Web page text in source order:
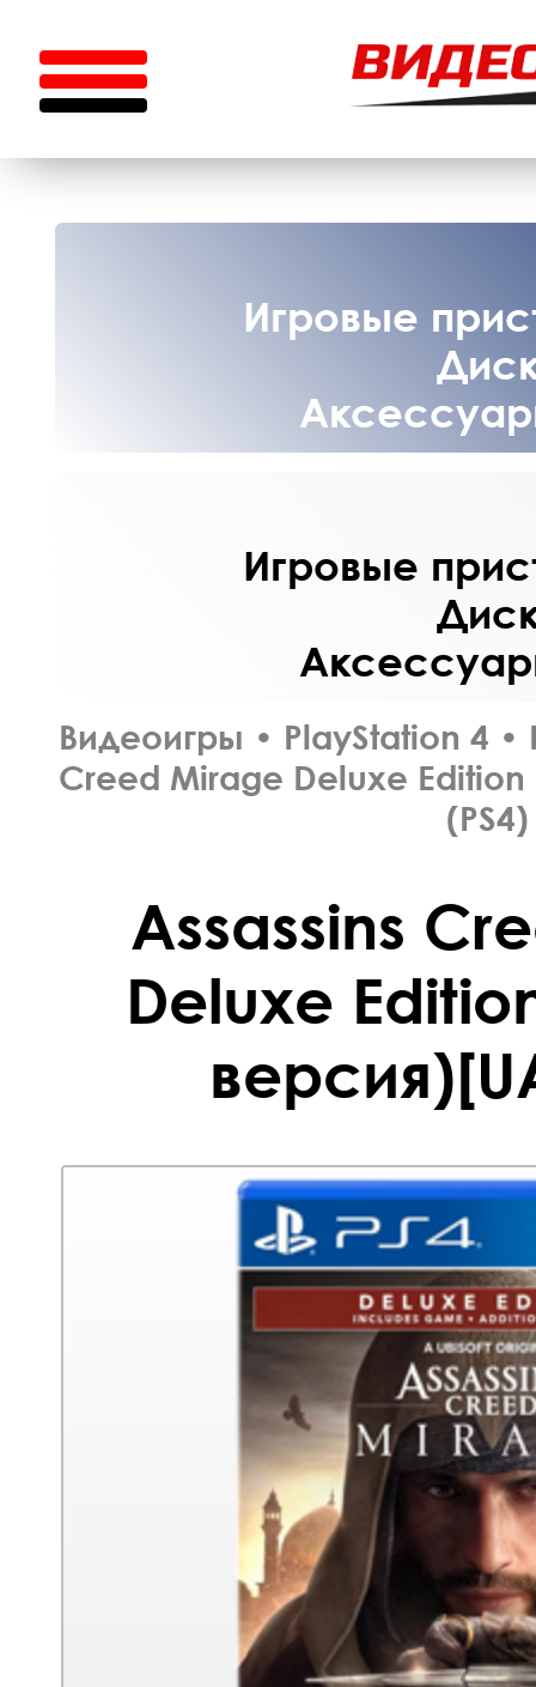
Игровые
Игровые
Видеоигры • PlayStation 4 •
Creed Mirage Deluxe Edition
(PS4)
Assassins
Deluxe